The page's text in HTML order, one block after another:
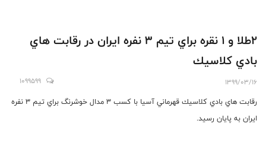
٢طلا و ١ نقره براي تيم ٣ نفره ايران در رقابت هاي
بادي كلاسيك
1399/03/16
1099599
رقابت هاي بادي كلاسيك قهرماني آسيا با كسب ٣ مدال خوشرنگ براي تيم ٣ نفره
ايران به پايان رسيد.